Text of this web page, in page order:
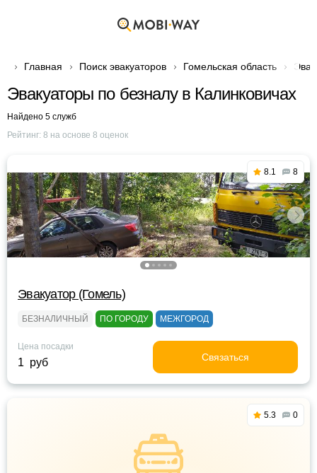
Главная Поиск эвакуаторов Гомельская область
Эвакуаторы по безналу в Калинковичах
Найдено 5 служб
Рейтинг: 8 на основе 8 оценок
8.1 8
Эвакуатор (Гомель)
БЕЗНАЛИЧНЫЙ ПО ГОРОДУ МЕЖГОРОД
Цена посадки
1 руб Связаться
5.3 0